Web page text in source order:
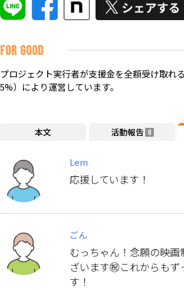
FOR GOOD
プロジェクト実行者が支援金を全額受け取れ
5%）により運営しています。
本文 活動報告 6
Lem
応援しています！
ごん
むっちゃん！念願の映
ざいます㊗️これからもず
す！